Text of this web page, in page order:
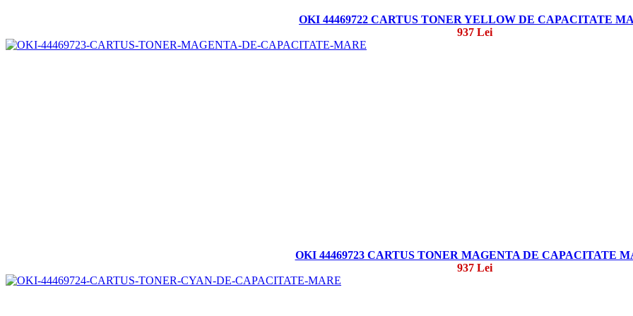
OKI 44469722 CARTUS TONER YELLOW DE CAPACITATE
937 Lei
OKI 44469723 CARTUS TONER MAGENTA DE CAPACITATE
937 Lei